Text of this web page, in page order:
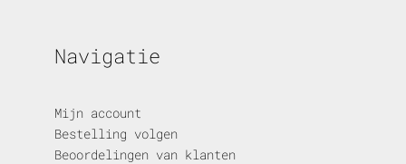
Navigatie
Mijn account
Bestelling volgen
Beoordelingen van klanten